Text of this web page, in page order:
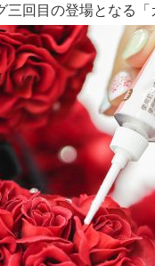
回目の登場となる「